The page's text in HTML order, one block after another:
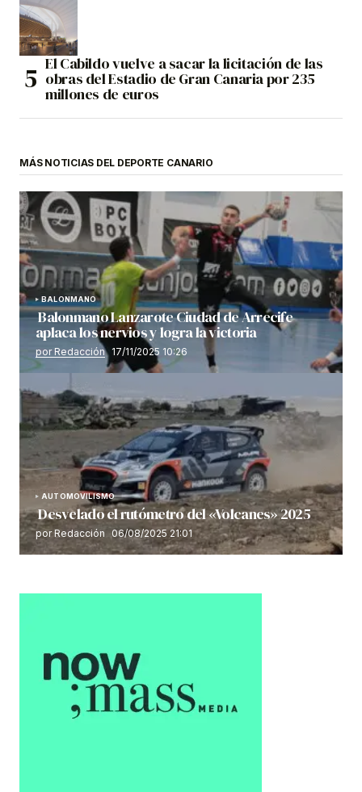
El Cabildo vuelve a sacar la licitación de las
obras del Estadio de Gran Canaria por 235
millones de euros
MÁS NOTICIAS DEL DEPORTE CANARIO
BALONMANO
Balonmano Lanzarote Ciudad de Arrecife
aplaca los nervios y logra la victoria
por Redacción 17/11/2025 10:26
AUTOMOVILISMO
Desvelado el rutómetro del «Volcanes» 2025
por Redacción 06/08/2025 21:01